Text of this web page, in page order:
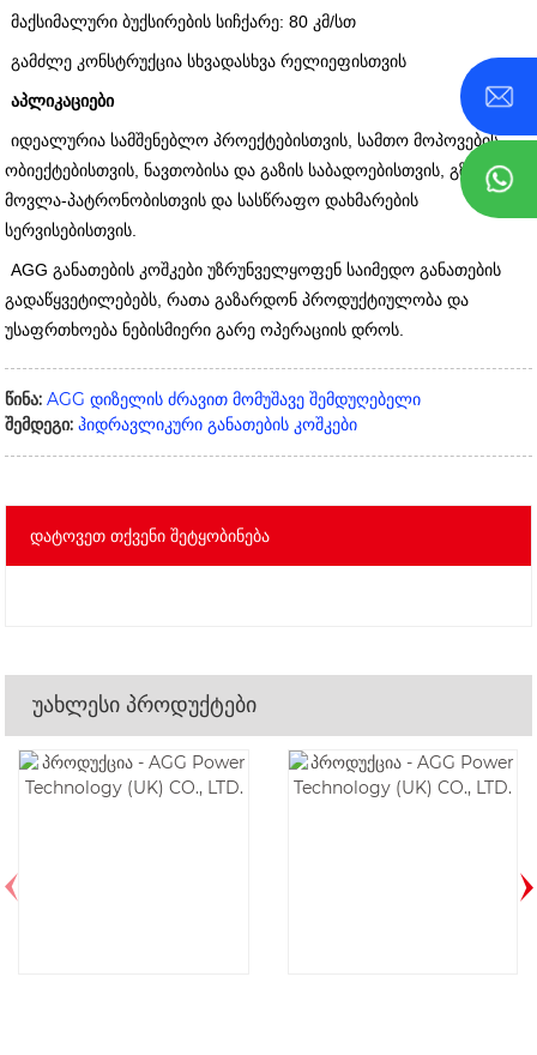
მაქსიმალური ბუქსირების სიჩქარე: 80 კმ/სთ
გამძლე კონსტრუქცია სხვადასხვა რელიეფისთვის
აპლიკაციები
იდეალურია სამშენებლო პროექტებისთვის, სამთო მოპოვების
ობიექტებისთვის, ნავთობისა და გაზის საბადოებისთვის, გზების
მოვლა-პატრონობისთვის და სასწრაფო დახმარების
სერვისებისთვის.
AGG განათების კოშკები უზრუნველყოფენ საიმედო განათების
გადაწყვეტილებებს, რათა გაზარდონ პროდუქტიულობა და
უსაფრთხოება ნებისმიერი გარე ოპერაციის დროს.
წინა: AGG დიზელის ძრავით მომუშავე შემდუღებელი
შემდეგი: ჰიდრავლიკური განათების კოშკები
დატოვეთ თქვენი შეტყობინება
უახლესი პროდუქტები